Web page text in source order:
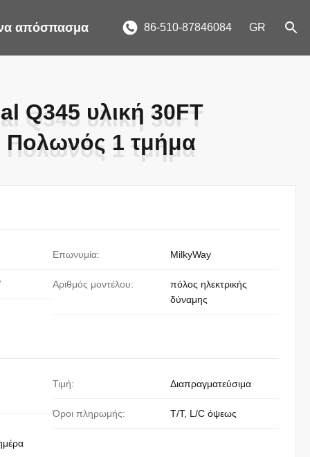
απόσπασμα 86-510-87846084 GR
Q345 υλική 30FT
Πολωνός 1 τμήμα
Q345 υλική 30FT
Πολωνός 1 τμήμα
Επωνυμία: MilkyWay
Αριθμός μοντέλου:
πόλος ηλεκτρικής
δύναμης
Τιμή: Διαπραγματεύσιμα
Όροι πληρωμής: T/T, L/C όψεως